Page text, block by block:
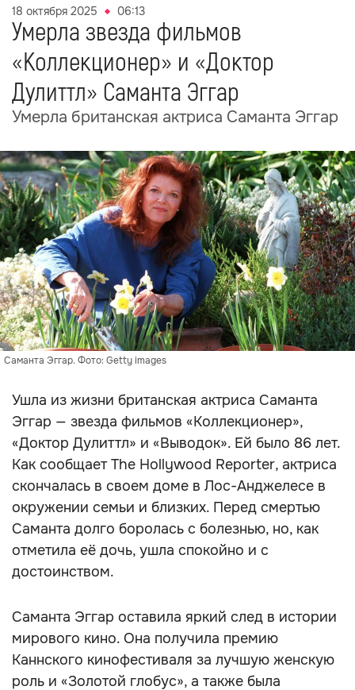
18 октября 2025 06:13
Умерла звезда фильмов
«Коллекционер» и «Доктор
Дулиттл» Саманта Эггар
Умерла британская актриса Саманта Эггар
Саманта Эггар. Фото: Getty images
Ушла из жизни британская актриса Саманта
Эггар — звезда фильмов «Коллекционер»,
«Доктор Дулиттл» и «Выводок». Ей было 86 лет.
Как сообщает The Hollywood Reporter, актриса
скончалась в своем доме в Лос-Анджелесе в
окружении семьи и близких. Перед смертью
Саманта долго боролась с болезнью, но, как
отметила её дочь, ушла спокойно и с
достоинством.
Саманта Эггар оставила яркий след в истории
мирового кино. Она получила премию
Каннского кинофестиваля за лучшую женскую
роль и «Золотой глобус», а также была